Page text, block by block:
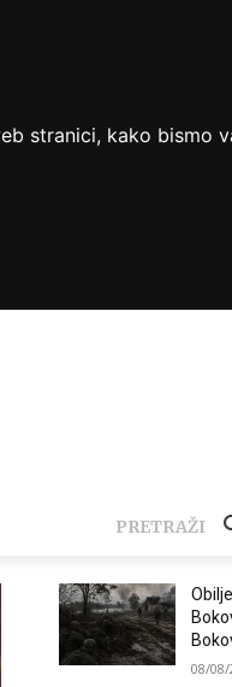
stranici, kako bismo
PRETRAŽI
08/